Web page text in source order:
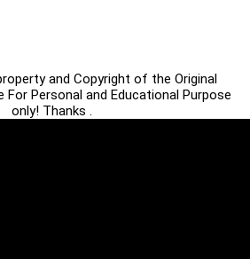
and Copyright of the Original
For Personal and Educational Purpose
only! Thanks .